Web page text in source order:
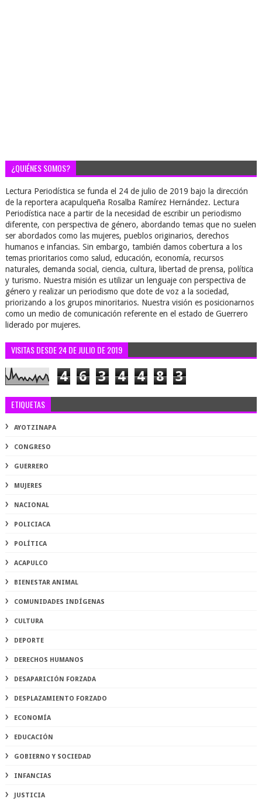
¿QUIÉNES SOMOS?
Lectura Periodística se funda el 24 de julio de 2019 bajo la dirección
de la reportera acapulqueña Rosalba Ramírez Hernández. Lectura
Periodística nace a partir de la necesidad de escribir un periodismo
diferente, con perspectiva de género, abordando temas que no suelen
ser abordados como las mujeres, pueblos originarios, derechos
humanos e infancias. Sin embargo, también damos cobertura a los
temas prioritarios como salud, educación, economía, recursos
naturales, demanda social, ciencia, cultura, libertad de prensa, política
y turismo. Nuestra misión es utilizar un lenguaje con perspectiva de
género y realizar un periodismo que dote de voz a la sociedad,
priorizando a los grupos minoritarios. Nuestra visión es posicionarnos
como un medio de comunicación referente en el estado de Guerrero
liderado por mujeres.
VISITAS DESDE 24 DE JULIO DE 2019
4 6 3 4 4 8 3
ETIQUETAS
AYOTZINAPA
CONGRESO
GUERRERO
MUJERES
NACIONAL
POLICIACA
POLÍTICA
ACAPULCO
BIENESTAR ANIMAL
COMUNIDADES INDÍGENAS
CULTURA
DEPORTE
DERECHOS HUMANOS
DESAPARICIÓN FORZADA
DESPLAZAMIENTO FORZADO
ECONOMÍA
EDUCACIÓN
GOBIERNO Y SOCIEDAD
INFANCIAS
JUSTICIA